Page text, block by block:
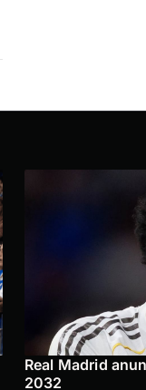
Real Madrid
2032